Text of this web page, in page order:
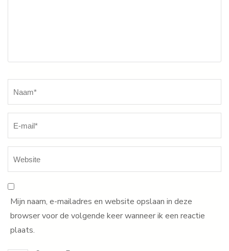
Mijn naam, e-mailadres en website opslaan in deze
browser voor de volgende keer wanneer ik een reactie
plaats.